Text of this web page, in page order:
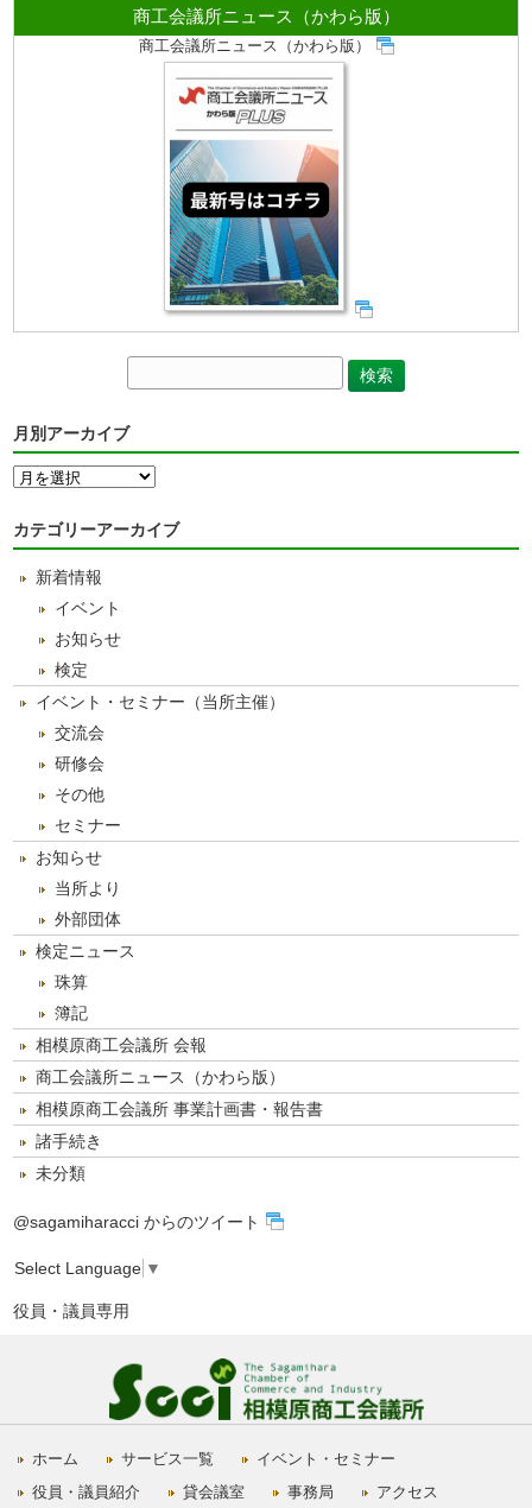
商工会議所ニュース（かわら版）
商工会議所ニュース（かわら版）
月別アーカイブ
月
別
ー
イ
カテゴリーアーカイブ
新着情報
イベント
お知らせ
検定
イベント・セミナー（当所主催）
交流会
研修会
その他
セミナー
お知らせ
当所より
外部団体
検定ニュース
珠算
簿記
相模原商工会議所 会報
商工会議所ニュース（かわら版）
相模原商工会議所 事業計画書・報告書
諸手続き
未分類
@sagamiharacci からのツイート
Select Language ▼
役員・議員専用
ホーム サービス一覧
イベント・セミナー
役員・議員紹介
貸会議室 事務局 アクセス